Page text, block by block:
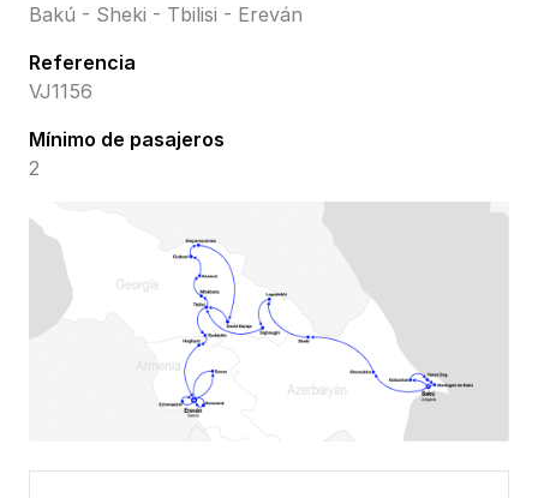
Bakú - Sheki - Tbilisi - Ereván
Referencia
VJ1156
Mínimo de pasajeros
2